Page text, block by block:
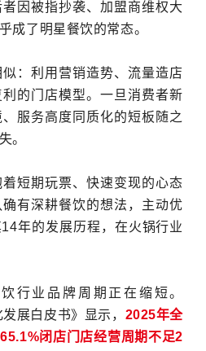
因被指抄袭、加盟商维权大
成了明星餐饮的常态。
：利用营销造势、流量造店
的门店模型。一旦消费者新
服务高度同质化的短板随之
。
短期玩票、快速变现的心态
有深耕餐饮的想法，主动优
年的发展历程，在火锅行业
行业品牌周期正在缩短。
展白皮书》显示， 2025年全
闭店门店经营周期不足2